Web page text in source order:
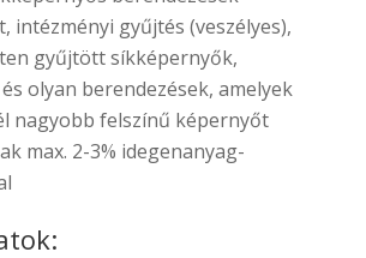
intézményi gyűjtés (veszélyes),
gyűjtött síkképernyők,
olyan berendezések, amelyek
nagyobb felszínű képernyőt
max. 2-3% idegenanyag-